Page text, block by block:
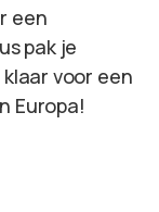
een
pak je
voor een
Europa!